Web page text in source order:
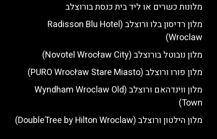
מלונות כשרים או ליד בית כנסת בורוצלב
מלון רדיסון בלו ורוצלב (Radisson Blu Hotel
Wroclaw)
מלון נובוטל בורוצלב (Novotel Wrocław City)
מלון פורו ורוצלב (PURO Wrocław Stare Miasto)
מלון ווינדהאם ורוצלב (Wyndham Wroclaw Old
Town)
מלון הילטון ורוצלב (DoubleTree by Hilton Wroclaw)